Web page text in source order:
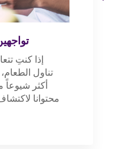
إذا كنتِ
تناول
أكثر شيوعاً
محتوانا